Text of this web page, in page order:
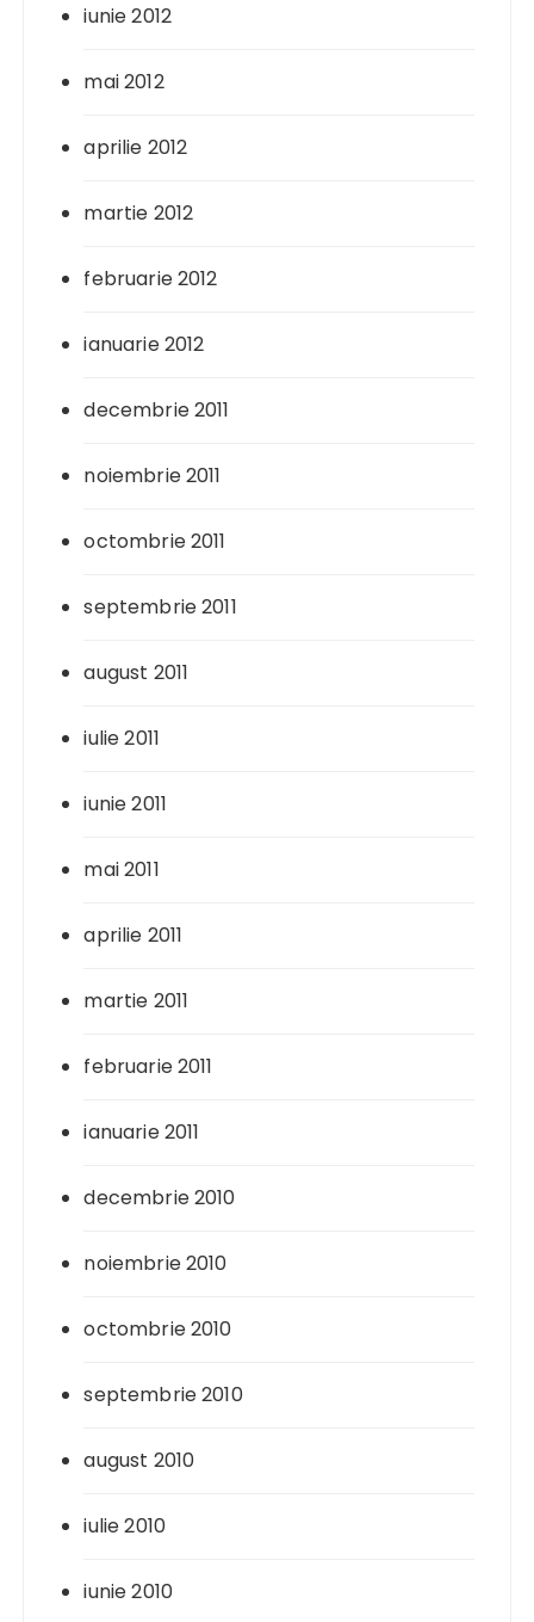
iunie 2012
mai 2012
aprilie 2012
martie 2012
februarie 2012
ianuarie 2012
decembrie 2011
noiembrie 2011
octombrie 2011
septembrie 2011
august 2011
iulie 2011
iunie 2011
mai 2011
aprilie 2011
martie 2011
februarie 2011
ianuarie 2011
decembrie 2010
noiembrie 2010
octombrie 2010
septembrie 2010
august 2010
iulie 2010
iunie 2010